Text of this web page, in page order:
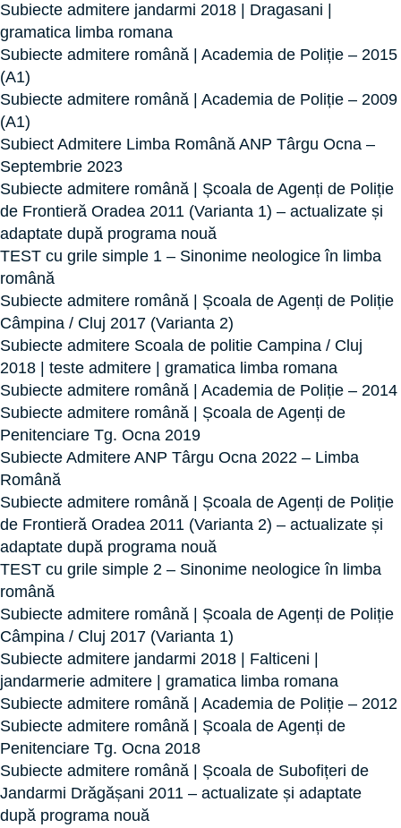
Subiecte admitere jandarmi 2018 | Dragasani |
gramatica limba romana
Subiecte admitere română | Academia de Poliție – 2015
(A1)
Subiecte admitere română | Academia de Poliție – 2009
(A1)
Subiect Admitere Limba Română ANP Târgu Ocna –
Septembrie 2023
Subiecte admitere română | Școala de Agenți de Poliție
de Frontieră Oradea 2011 (Varianta 1) – actualizate și
adaptate după programa nouă
TEST cu grile simple 1 – Sinonime neologice în limba
română
Subiecte admitere română | Școala de Agenți de Poliție
Câmpina / Cluj 2017 (Varianta 2)
Subiecte admitere Scoala de politie Campina / Cluj
2018 | teste admitere | gramatica limba romana
Subiecte admitere română | Academia de Poliție – 2014
Subiecte admitere română | Școala de Agenți de
Penitenciare Tg. Ocna 2019
Subiecte Admitere ANP Târgu Ocna 2022 – Limba
Română
Subiecte admitere română | Școala de Agenți de Poliție
de Frontieră Oradea 2011 (Varianta 2) – actualizate și
adaptate după programa nouă
TEST cu grile simple 2 – Sinonime neologice în limba
română
Subiecte admitere română | Școala de Agenți de Poliție
Câmpina / Cluj 2017 (Varianta 1)
Subiecte admitere jandarmi 2018 | Falticeni |
jandarmerie admitere | gramatica limba romana
Subiecte admitere română | Academia de Poliție – 2012
Subiecte admitere română | Școala de Agenți de
Penitenciare Tg. Ocna 2018
Subiecte admitere română | Școala de Subofițeri de
Jandarmi Drăgășani 2011 – actualizate și adaptate
după programa nouă